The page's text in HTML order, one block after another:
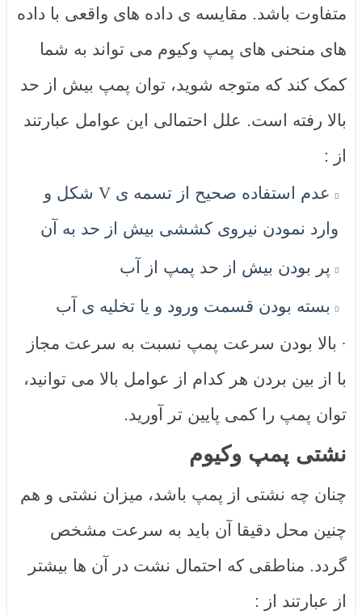
متفاوت باشد. مقایسه ی داده های واقعی با داده
های منحنی های پمپ وکیوم می تواند به شما
کمک کند که متوجه شوید، توان پمپ بیش از حد
بالا رفته است. علل احتمالی این عوامل عبارتند
از :
عدم استفاده صحیح از تسمه ی Vشکل و
وارد نمودن نیروی کششی بیش از حد به آن
پر بودن بیش از حد پمپ از آب
بسته بودن قسمت ورود و یا تخلیه ی آب
· بالا بودن سرعت پمپ نسبت به سرعت مجاز
با از بین بردن هر کدام از عوامل بالا می توانید،
توان پمپ را کمی پایین تر آورید.
نشتی پمپ وکیوم
چنان چه نشتی از پمپ باشد، میزان نشتی و هم
چنین محل دقیقا آن باید به سرعت مشخص
گردد. مناطقی که احتمال نشت در آن ها بیشتر
از عبارتند از :